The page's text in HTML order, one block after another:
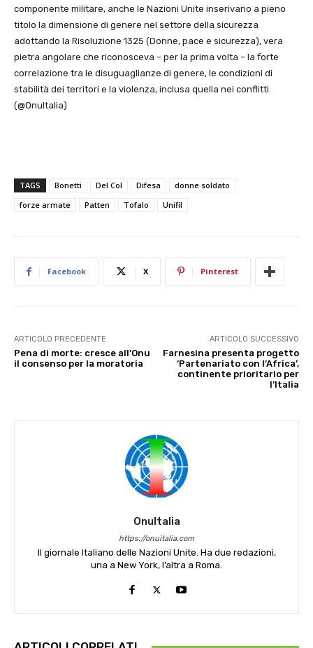
componente militare, anche le Nazioni Unite inserivano a pieno
titolo la dimensione di genere nel settore della sicurezza
adottando la Risoluzione 1325 (Donne, pace e sicurezza), vera
pietra angolare che riconosceva – per la prima volta – la forte
correlazione tra le disuguaglianze di genere, le condizioni di
stabilità dei territori e la violenza, inclusa quella nei conflitti.
(@OnuItalia)
TAGS Bonetti Del Col Difesa
donne soldato
forze armate
Patten Tofalo Unifil
Facebook X Pinterest
ARTICOLO PRECEDENTE
Pena di morte: cresce all’Onu
il consenso per la moratoria
ARTICOLO SUCCESSIVO
Farnesina presenta progetto
‘Partenariato con l’Africa’,
continente prioritario per
l’Italia
OnuItalia
https://onuitalia.com
Il giornale Italiano delle Nazioni Unite. Ha due redazioni,
una a New York, l’altra a Roma.